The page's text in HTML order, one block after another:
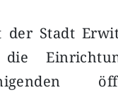
der Stadt